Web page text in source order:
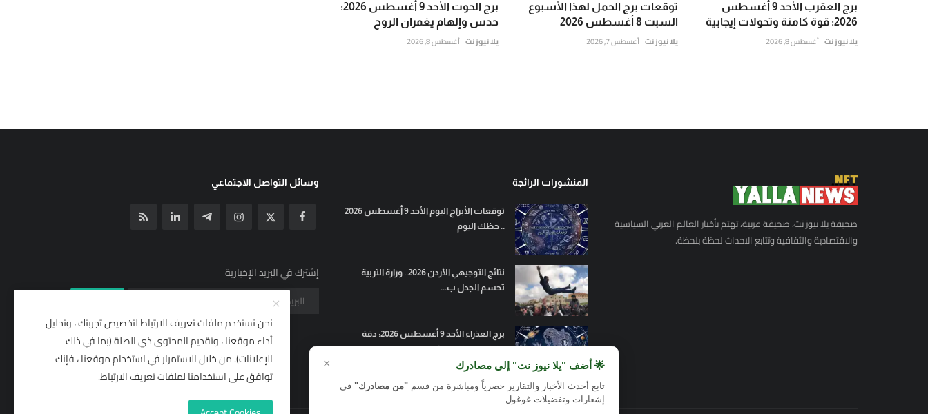
برج العقرب الأحد 9 أغسطس
2026: قوة كامنة وتحولات إيجابية
يلا نيوز نت أغسطس 8, 2026
توقعات برج الحمل لهذا الأسبوع
السبت 8 أغسطس 2026
يلا نيوز نت أغسطس 7, 2026
برج الحوت الأحد 9 أغسطس 2026:
حدس وإلهام يغمران الروح
يلا نيوز نت أغسطس 8, 2026
صحيفة يلا نيوز نت، صحيفة عربية، تهتم بأخبار العالم العربي السياسية
والاقتصادية والثقافية وتتابع الاحداث لحظة بلحظة.
المنشورات الرائجة
توقعات الأبراج اليوم الأحد 9 أغسطس 2026
.. حظك اليوم
نتائج التوجيهي الأردن 2026.. وزارة التربية
تحسم الجدل ب...
برج العذراء الأحد 9 أغسطس 2026: دقة
وتنظيم يحققان الكمال
وسائل التواصل الاجتماعي
إشترك في البريد الإخبارية
نحن نستخدم ملفات تعريف الارتباط لتخصيص تجربتك ، وتحليل
أداء موقعنا ، وتقديم المحتوى ذي الصلة (بما في ذلك
الإعلانات). من خلال الاستمرار في استخدام موقعنا ، فإنك
توافق على استخدامنا لملفات تعريف الارتباط.
🌟 أضف "يلا نيوز نت" إلى مصادرك ×
تابع أحدث الأخبار والتقارير حصرياً ومباشرة من قسم "من مصادرك" في
إشعارات وتفضيلات غوغول.